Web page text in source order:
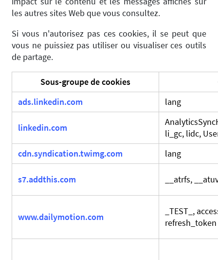
les autres sites Web que vous consultez.
Si vous n'autorisez pas ces cookies, il se peut que
vous ne puissiez pas utiliser ou visualiser ces outils
de partage.
Sous-groupe de cookies
ads.linkedin.com
lang
linkedin.com
li_gc, lidc,
cdn.syndication.twimg.com
lang
s7.addthis.com __atrfs,
www.dailymotion.com
_TEST_,
refresh_token